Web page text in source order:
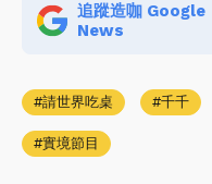
追蹤造咖 Google
News
請世界吃桌 千千
實境節目